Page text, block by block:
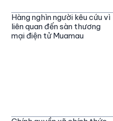
Hàng nghìn người kêu cứu vì
liên quan đến sàn thương
mại điện tử Muamau